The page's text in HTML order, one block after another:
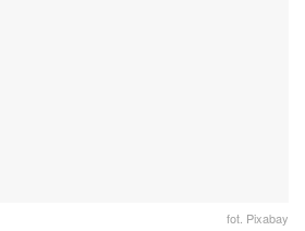
fot. Pixabay